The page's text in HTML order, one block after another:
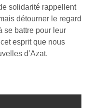
solidarité rappellent
détourner le regard
se battre pour leur
esprit que nous
d’Azat.